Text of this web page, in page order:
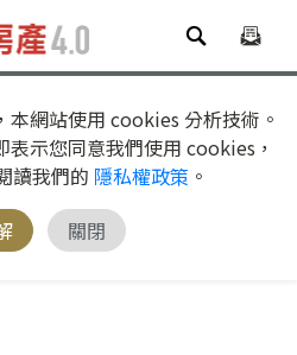
網站使用 cookies 分析技術。
示您同意我們使用 cookies，
讀我們的 隱私權政策 。
關閉